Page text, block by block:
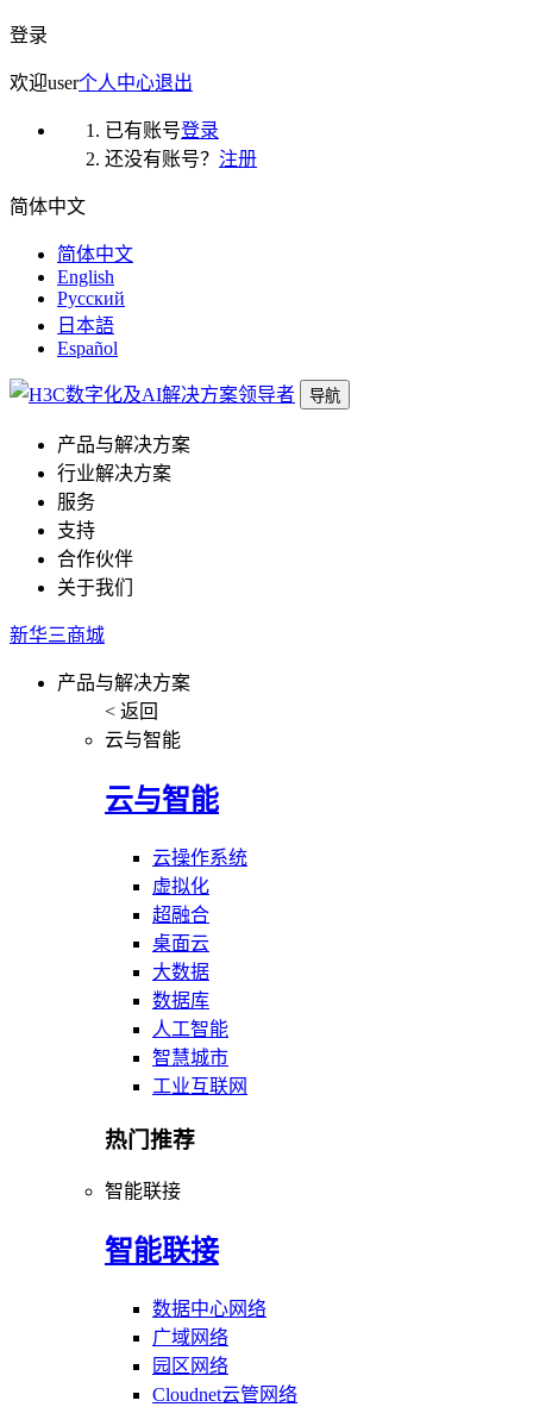
登录
欢迎user个人中心退出
已有账号登录
还没有账号？ 注册
简体中文
简体中文
English
Русский
日本語
Español
导航
产品与解决方案
行业解决方案
服务
支持
合作伙伴
关于我们
新华三商城
产品与解决方案
< 返回
云与智能
云与智能
云操作系统
虚拟化
超融合
桌面云
大数据
数据库
人工智能
智慧城市
工业互联网
热门推荐
智能联接
智能联接
数据中心网络
广域网络
园区网络
Cloudnet云管网络